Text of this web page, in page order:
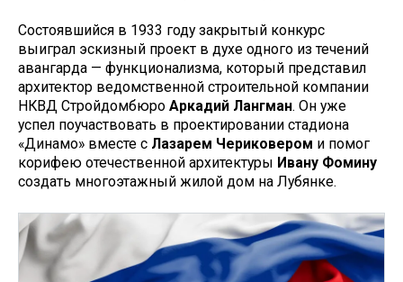
Состоявшийся в 1933 году закрытый конкурс
выиграл эскизный проект в духе одного из течений
авангарда — функционализма, который представил
архитектор ведомственной строительной компании
НКВД Стройдомбюро Аркадий Лангман. Он уже
успел поучаствовать в проектировании стадиона
«Динамо» вместе с Лазарем Чериковером и помог
корифею отечественной архитектуры Ивану Фомину
создать многоэтажный жилой дом на Лубянке.